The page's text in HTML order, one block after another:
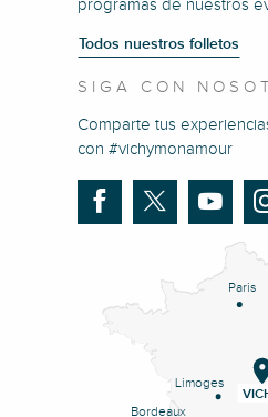
programas de nuestros
Todos nuestros folletos
SIGA CON
Comparte tus
con #vichymonamour
Paris
Limoges
Bordeaux